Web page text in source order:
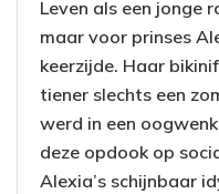
Leven als een jonge
maar voor prinses
keerzijde. Haar
tiener slechts een
werd in een
deze opdook op
Alexia’s schijnbaar